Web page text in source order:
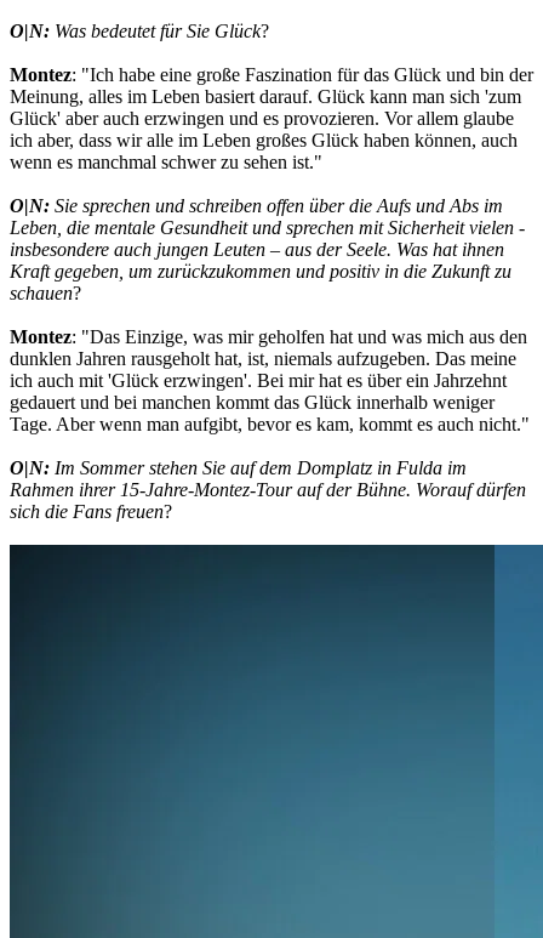
O|N: Was bedeutet für Sie Glück?
Montez: "Ich habe eine große Faszination für das Glück und bin der
Meinung, alles im Leben basiert darauf. Glück kann man sich 'zum
Glück' aber auch erzwingen und es provozieren. Vor allem glaube
ich aber, dass wir alle im Leben großes Glück haben können, auch
wenn es manchmal schwer zu sehen ist."
O|N: Sie sprechen und schreiben offen über die Aufs und Abs im
Leben, die mentale Gesundheit und sprechen mit Sicherheit vielen -
insbesondere auch jungen Leuten – aus der Seele. Was hat ihnen
Kraft gegeben, um zurückzukommen und positiv in die Zukunft zu
schauen?
Montez: "Das Einzige, was mir geholfen hat und was mich aus den
dunklen Jahren rausgeholt hat, ist, niemals aufzugeben. Das meine
ich auch mit 'Glück erzwingen'. Bei mir hat es über ein Jahrzehnt
gedauert und bei manchen kommt das Glück innerhalb weniger
Tage. Aber wenn man aufgibt, bevor es kam, kommt es auch nicht."
O|N: Im Sommer stehen Sie auf dem Domplatz in Fulda im
Rahmen ihrer 15-Jahre-Montez-Tour auf der Bühne. Worauf dürfen
sich die Fans freuen?